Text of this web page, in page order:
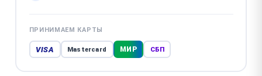
ПРИНИМАЕМ КАРТЫ
VISA Mastercard МИР СБП